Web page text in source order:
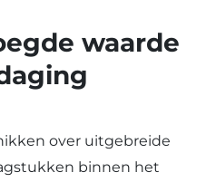
waarde
over uitgebreide
binnen het